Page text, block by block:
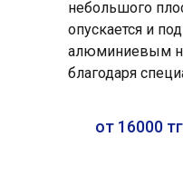
от 16000
небольшого
опускается и
алюминиевым
благодаря